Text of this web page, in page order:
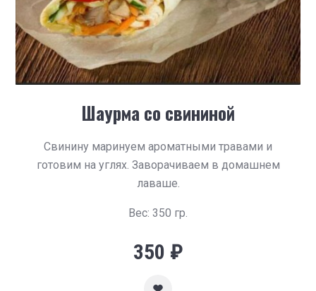
Шаурма со свининой
Свинину маринуем ароматными травами и
готовим на углях. Заворачиваем в домашнем
лаваше.
Вес: 350 гр.
350 ₽